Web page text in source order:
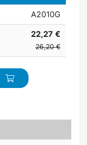
A2010G
22,27 €
26,20 €